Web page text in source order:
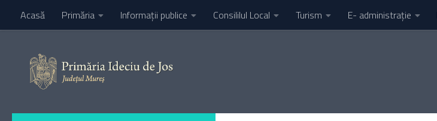
Skip to content
Acasă Primăria Informaţii publice Consililul Local Turism E- administrație